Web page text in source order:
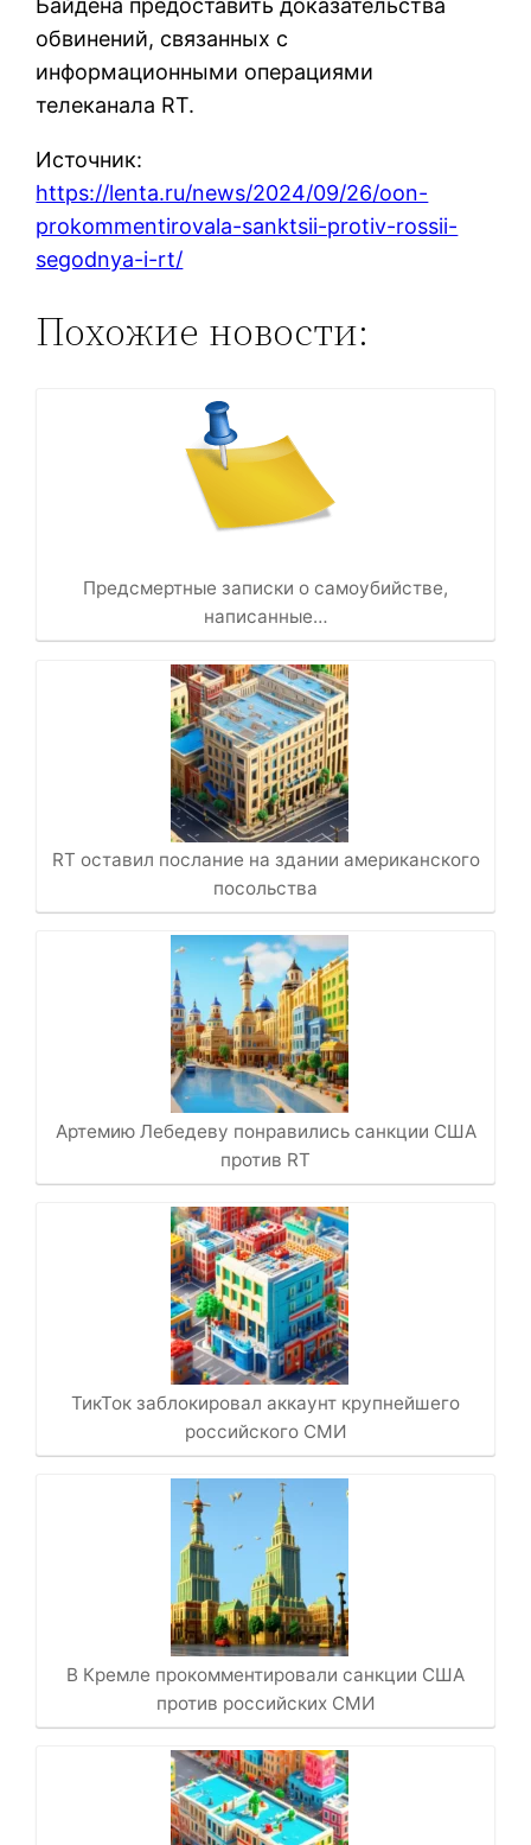
Байдена предоставить доказательства
обвинений, связанных с
информационными операциями
телеканала RT.
Источник:
https://lenta.ru/news/2024/09/26/oon-
prokommentirovala-sanktsii-protiv-rossii-
segodnya-i-rt/
Похожие новости:
Предсмертные записки о самоубийстве,
написанные…
RT оставил послание на здании американского
посольства
Артемию Лебедеву понравились санкции США
против RT
ТикТок заблокировал аккаунт крупнейшего
российского СМИ
В Кремле прокомментировали санкции США
против российских СМИ